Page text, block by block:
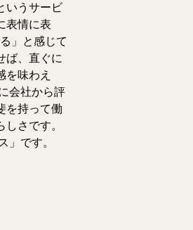
いうサービ
表情に表
」と感じて
ば、直ぐに
を味わえ
会社から評
を持って働
さです。
」です。